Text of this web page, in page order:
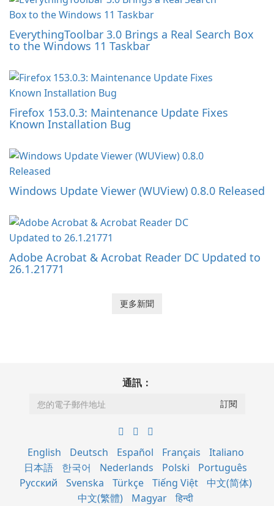
EverythingToolbar 3.0 Brings a Real Search Box
to the Windows 11 Taskbar
Firefox 153.0.3: Maintenance Update Fixes
Known Installation Bug
Windows Update Viewer (WUView) 0.8.0 Released
Adobe Acrobat & Acrobat Reader DC Updated to
26.1.21771
更多新聞
通訊：
English Deutsch Español Français
Italiano
日本語
한국어 Nederlands Polski
Português
Русский
Svenska Türkçe Tiếng Việt
中文(简体)
中文(繁體)
Magyar हिन्दी